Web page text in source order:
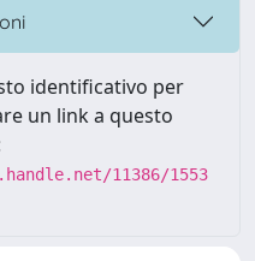
identificativo per
un link a questo
11386/1553